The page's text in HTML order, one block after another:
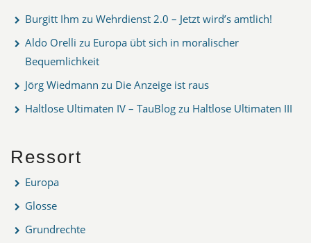
Burgitt Ihm zu Wehrdienst 2.0 – Jetzt wird’s amtlich!
Aldo Orelli zu Europa übt sich in moralischer
Bequemlichkeit
Jörg Wiedmann zu Die Anzeige ist raus
Haltlose Ultimaten IV – TauBlog zu Haltlose Ultimaten III
Ressort
Europa
Glosse
Grundrechte